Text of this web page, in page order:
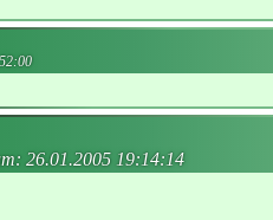
26.01.2005 19:14:14